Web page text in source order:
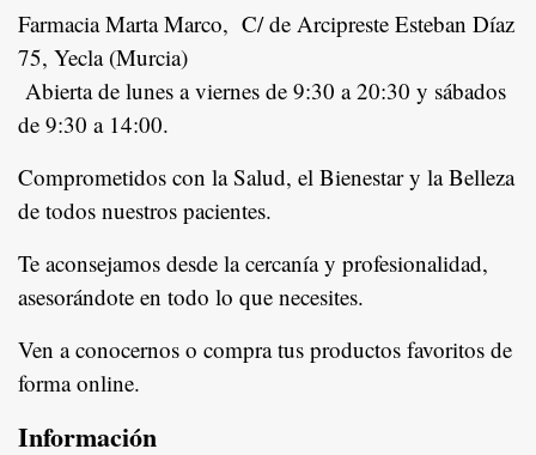
Farmacia Marta Marco, C/ de Arcipreste Esteban Díaz
75, Yecla (Murcia)
Abierta de lunes a viernes de 9:30 a 20:30 y sábados
de 9:30 a 14:00.
Comprometidos con la Salud, el Bienestar y la Belleza
de todos nuestros pacientes.
Te aconsejamos desde la cercanía y profesionalidad,
asesorándote en todo lo que necesites.
Ven a conocernos o compra tus productos favoritos de
forma online.
Información